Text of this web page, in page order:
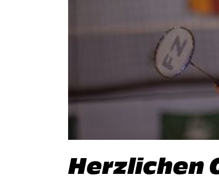
Herzlichen